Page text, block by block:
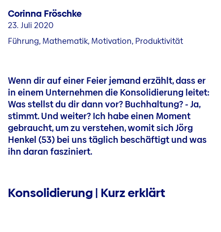
Bewerbungs- und Karrieretipps
Corinna Fröschke
23. Juli 2020
Führung, Mathematik, Motivation, Produktivität
Wenn dir auf einer Feier jemand erzählt, dass er
in einem Unternehmen die Konsolidierung leitet:
Was stellst du dir dann vor? Buchhaltung? - Ja,
stimmt. Und weiter? Ich habe einen Moment
gebraucht, um zu verstehen, womit sich Jörg
Henkel (53) bei uns täglich beschäftigt und was
ihn daran fasziniert.
Konsolidierung | Kurz erklärt